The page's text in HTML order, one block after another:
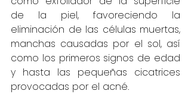
de la piel, favoreciendo la
eliminación de las células muertas,
manchas causadas por el sol, así
como los primeros signos de edad
y hasta las pequeñas cicatrices
provocadas por el acné.